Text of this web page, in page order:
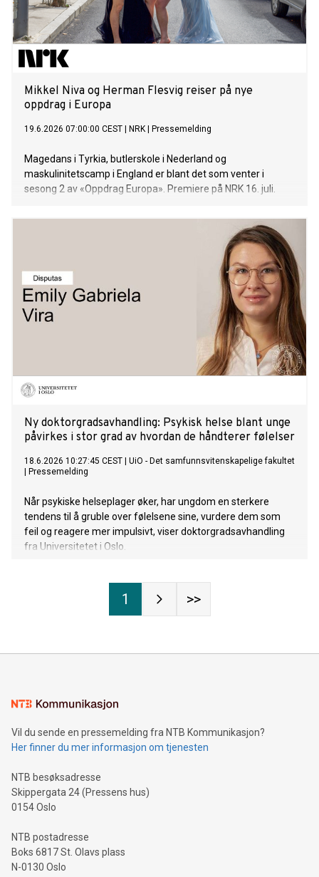
Mikkel Niva og Herman Flesvig reiser på nye
oppdrag i Europa
19.6.2026 07:00:00 CEST NRK Pressemelding
Magedans i Tyrkia, butlerskole i Nederland og
maskulinitetscamp i England er blant det som venter i
sesong 2 av «Oppdrag Europa». Premiere på NRK 16. juli.
Ny doktorgradsavhandling: Psykisk helse blant unge
påvirkes i stor grad av hvordan de håndterer følelser
18.6.2026 10:27:45 CEST
UiO - Det samfunnsvitenskapelige fakultet
Pressemelding
Når psykiske helseplager øker, har ungdom en sterkere
tendens til å gruble over følelsene sine, vurdere dem som
feil og reagere mer impulsivt, viser doktorgradsavhandling
fra Universitetet i Oslo.
1 >>
Vil du sende en pressemelding fra NTB Kommunikasjon?
Her finner du mer informasjon om tjenesten
NTB besøksadresse
Skippergata 24 (Pressens hus)
0154 Oslo
NTB postadresse
Boks 6817 St. Olavs plass
N-0130 Oslo